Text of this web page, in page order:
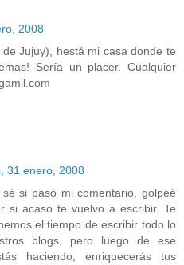
2008
Jujuy), hestá mi casa donde te
Sería un placer. Cualquier
31 enero, 2008
si pasó mi comentario, golpeé
si acaso te vuelvo a escribir. Te
el tiempo de escribir todo lo
blogs, pero luego de ese
haciendo, enriquecerás tus